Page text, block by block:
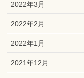
2022年3月
2022年2月
2022年1月
2021年12月